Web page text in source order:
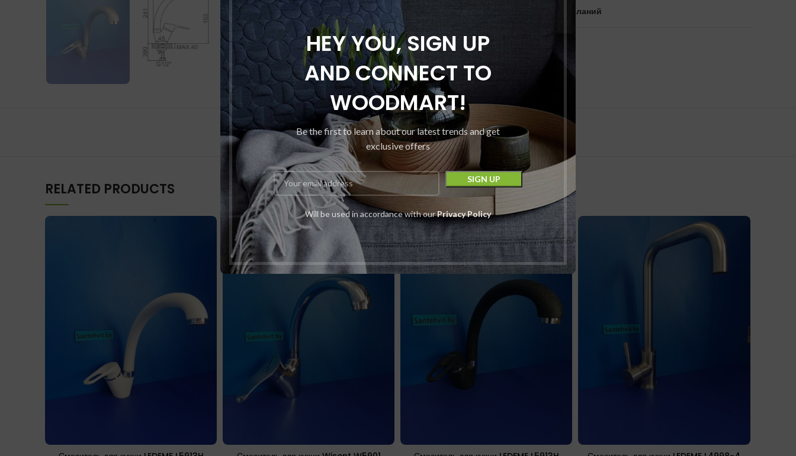
HEY YOU, SIGN UP
AND CONNECT TO
WOODMART!
Be the first to learn about our latest trends and get
exclusive offers
Will be used in accordance with ourPrivacy Policy
Добавить в список желаний
Category:
Смесители для кухни
Поделиться:
RELATED PRODUCTS